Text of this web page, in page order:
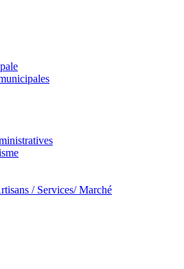
/ Services/ Marché